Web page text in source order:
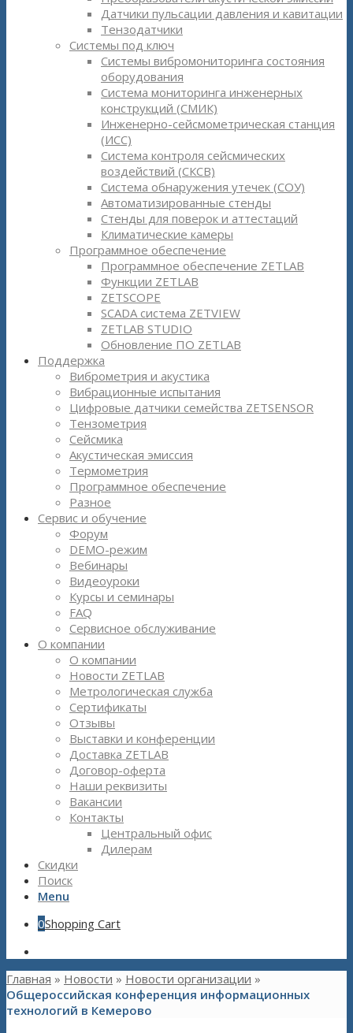
Датчики пульсации давления и кавитации
Тензодатчики
Системы под ключ
Системы вибромониторинга состояния
оборудования
Система мониторинга инженерных
конструкций (СМИК)
Инженерно-сейсмометрическая станция
(ИСС)
Система контроля сейсмических
воздействий (СКСВ)
Система обнаружения утечек (СОУ)
Автоматизированные стенды
Стенды для поверок и аттестаций
Климатические камеры
Программное обеспечение
Программное обеспечение ZETLAB
Функции ZETLAB
ZETSCOPE
SCADA система ZETVIEW
ZETLAB STUDIO
Обновление ПО ZETLAB
Поддержка
Виброметрия и акустика
Вибрационные испытания
Цифровые датчики семейства ZETSENSOR
Тензометрия
Сейсмика
Акустическая эмиссия
Термометрия
Программное обеспечение
Разное
Сервис и обучение
Форум
DEMO-режим
Вебинары
Видеоуроки
Курсы и семинары
FAQ
Сервисное обслуживание
О компании
О компании
Новости ZETLAB
Метрологическая служба
Сертификаты
Отзывы
Выставки и конференции
Доставка ZETLAB
Договор-оферта
Наши реквизиты
Вакансии
Контакты
Центральный офис
Дилерам
Скидки
Поиск
Menu
0Shopping Cart
Главная » Новости » Новости организации »
Общероссийская конференция информационных
технологий в Кемерово